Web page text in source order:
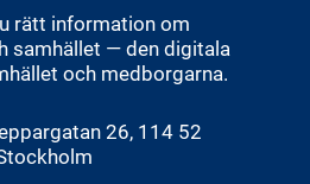
rätt information om
samhället — den digitala
och medborgarna.
26, 114 52